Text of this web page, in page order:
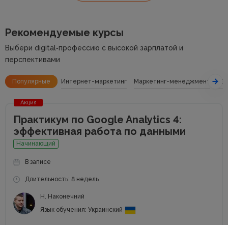
Рекомендуемые курсы
Выбери digital‑профессию с высокой зарплатой и
перспективами
Популярные Интернет-маркетинг Маркетинг-менеджмент
Акция
Практикум по Google Analytics 4:
эффективная работа по данными
Начинающий
В записе
Длительность: 8 недель
Н. Наконечний
Язык обучения: Украинский